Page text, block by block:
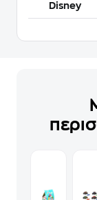
Disney